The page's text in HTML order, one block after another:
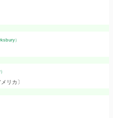
）
リカ〕